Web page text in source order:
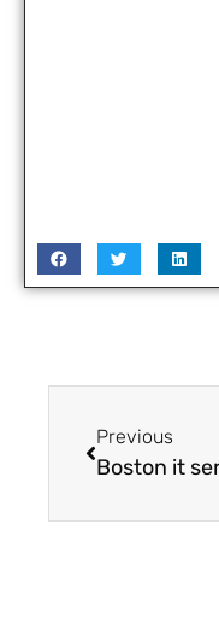
Previous